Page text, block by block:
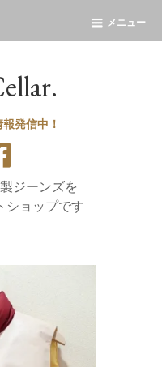
メニュー
発信中！
ジーンズを
ショップです